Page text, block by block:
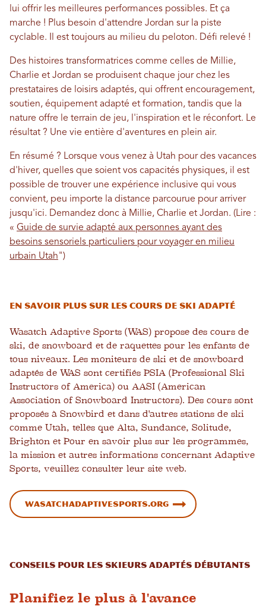
lui offrir les meilleures performances possibles. Et ça
marche ! Plus besoin d'attendre Jordan sur la piste
cyclable. Il est toujours au milieu du peloton. Défi relevé !
Des histoires transformatrices comme celles de Millie,
Charlie et Jordan se produisent chaque jour chez les
prestataires de loisirs adaptés, qui offrent encouragement,
soutien, équipement adapté et formation, tandis que la
nature offre le terrain de jeu, l'inspiration et le réconfort. Le
résultat ? Une vie entière d'aventures en plein air.
En résumé ? Lorsque vous venez à Utah pour des vacances
d'hiver, quelles que soient vos capacités physiques, il est
possible de trouver une expérience inclusive qui vous
convient, peu importe la distance parcourue pour arriver
jusqu'ici. Demandez donc à Millie, Charlie et Jordan. (Lire :
« Guide de survie adapté aux personnes ayant des
besoins sensoriels particuliers pour voyager en milieu
urbain Utah")
En savoir plus sur les cours de ski adapté
Wasatch Adaptive Sports (WAS) propose des cours de
ski, de snowboard et de raquettes pour les enfants de
tous niveaux. Les moniteurs de ski et de snowboard
adaptés de WAS sont certifiés PSIA (Professional Ski
Instructors of America) ou AASI (American
Association of Snowboard Instructors). Des cours sont
proposés à Snowbird et dans d'autres stations de ski
comme Utah, telles que Alta, Sundance, Solitude,
Brighton et Pour en savoir plus sur les programmes,
la mission et autres informations concernant Adaptive
Sports, veuillez consulter leur site web.
wasatchadaptivesports.org
Conseils pour les skieurs adaptés débutants
Planifiez le plus à l'avance